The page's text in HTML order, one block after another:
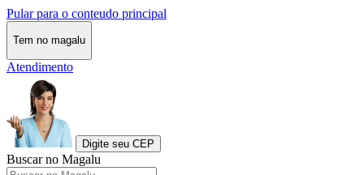
Pular para o conteudo principal
Tem no magalu
Atendimento
Digite seu CEP
Buscar no Magalu